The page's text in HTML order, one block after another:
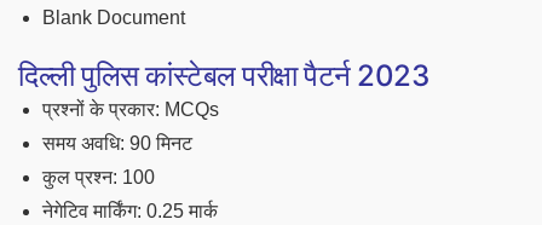
Blank Document
दिल्ली पुलिस कांस्टेबल परीक्षा पैटर्न 2023
प्रश्नों के प्रकार: MCQs
समय अवधि: 90 मिनट
कुल प्रश्न: 100
नेगेटिव मार्किंग: 0.25 मार्क